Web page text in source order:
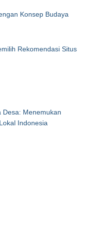
Konsep Budaya
Rekomendasi Situs
Desa: Menemukan
Indonesia